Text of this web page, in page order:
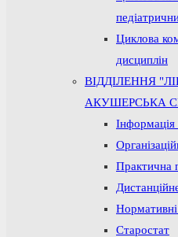
Циклова
дисциплін
ВІДДІЛЕННЯ
АКУШЕРСЬКА
Інформація
Практична
Старостат